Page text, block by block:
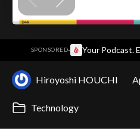
SPONSORED· Your Podcast.
Hiroyoshi HOUCHI
Technology